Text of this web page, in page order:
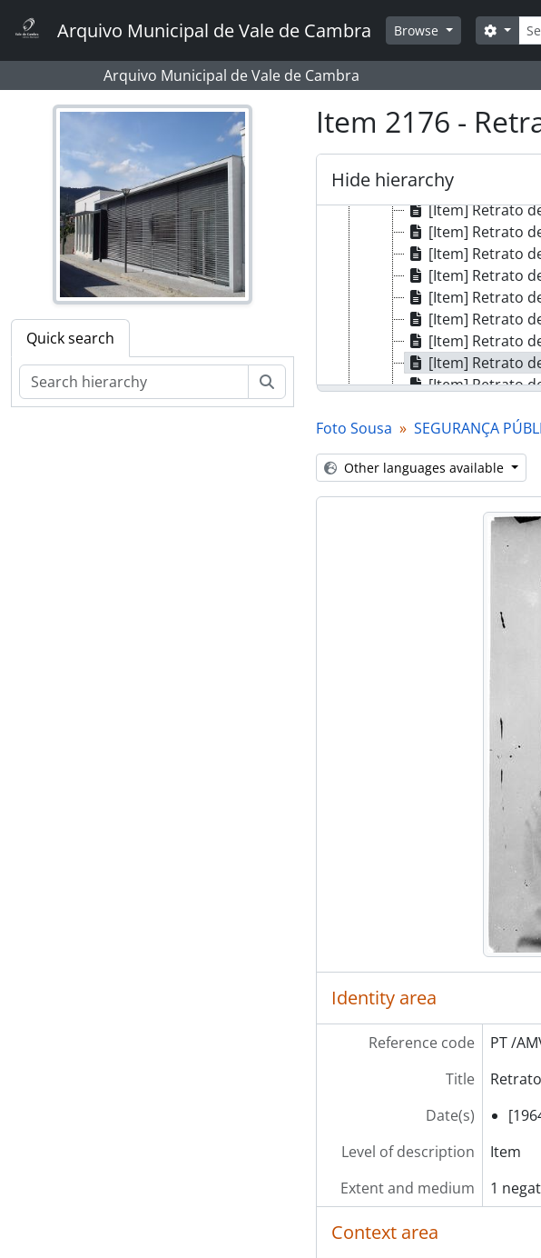
Arquivo Municipal de Vale de Cambra Browse
Arquivo Municipal de Vale de Cambra
Quick search
Search
Item 2176 -
Hide hierarchy
[Item] Retrato
[Item] Retrato
[Item] Retrato
[Item] Retrato
[Item] Retrato
[Item] Retrato
[Item] Retrato
[Item] Retrato
[Item] Retrato
[Item] Retrato
[Item] Retrato
[Item] Retrato
[Item] Retrato
[Item] Retrato
[Item] Retrato
[Item] Retrato
[Item] Retrato
[Item] Retrato
[Item] Retrato
[Item] Retrato
[Item] Retrato
[Item] Retrato
[Item] Retrato
[Item] Retrato
[Item] Retrato
[Item] Retrato
[Item] Retrato
[Item] Retrato
[Item] Retrato
[Item] Retrato
[Item] Retrato
[Item] Retrato
[Item] Retrato
[Item] Retrato
[Item] Retrato
[Item] Retrato
[Item] Retrato
[Item] Retrato
[Item] Retrato
[Item] Retrato
[Item] Retrato
[Item] Retrato
[Item] Retrato
[Item] Retrato
[Item] Retrato
[Item] Retrato
[Item] Retrato
[Item] Retrato
Foto Sousa SEGURANÇA
Other languages available
Identity area
Reference code
PT /
Title
Date(s)
Level of description
Item
Extent and medium
1
Context area